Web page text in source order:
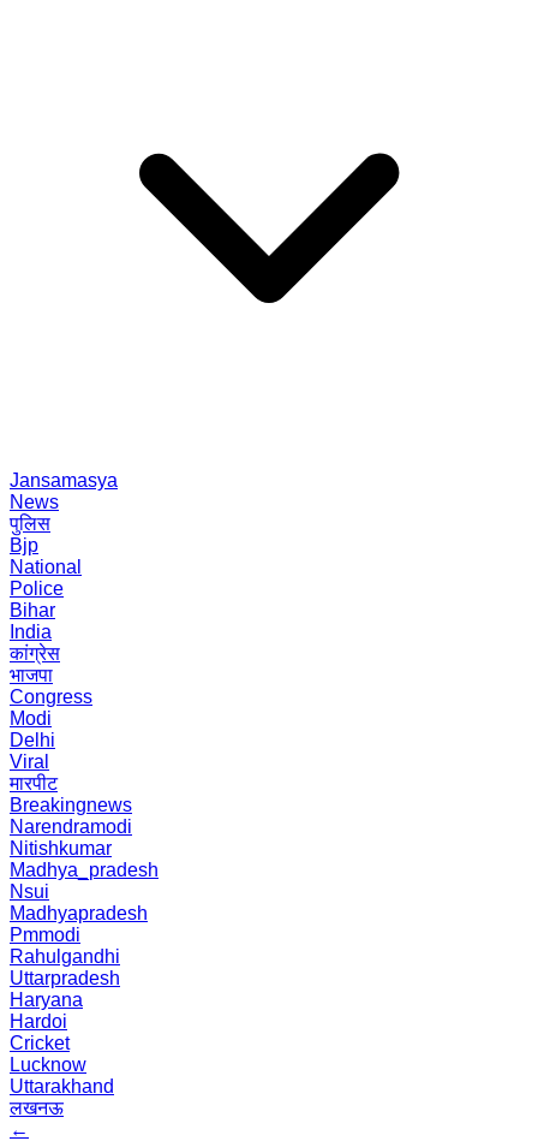
Jansamasya
News
पुलिस
Bjp
National
Police
Bihar
India
कांग्रेस
भाजपा
Congress
Modi
Delhi
Viral
मारपीट
Breakingnews
Narendramodi
Nitishkumar
Madhya_pradesh
Nsui
Madhyapradesh
Pmmodi
Rahulgandhi
Uttarpradesh
Haryana
Hardoi
Cricket
Lucknow
Uttarakhand
लखनऊ
←